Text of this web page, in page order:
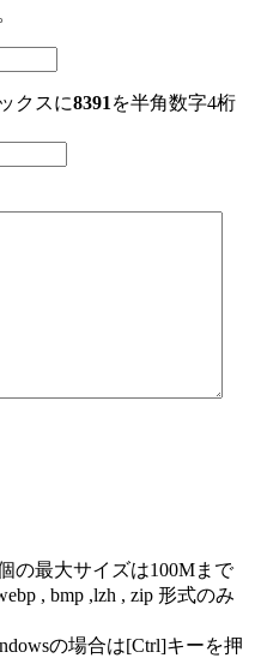
クスに8391 を半角数字4桁
の最大サイズは100Mまで
, bmp ,lzh , zip 形式のみ
の場合は[Ctrl]キーを押